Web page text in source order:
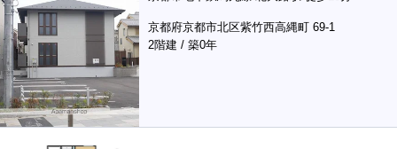
京都府京都市北区紫竹西高縄町 69-1
2階建 / 築0年